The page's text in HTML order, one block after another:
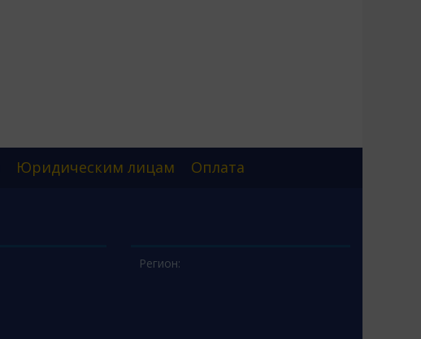
Юридическим лицам Оплата
Регион: